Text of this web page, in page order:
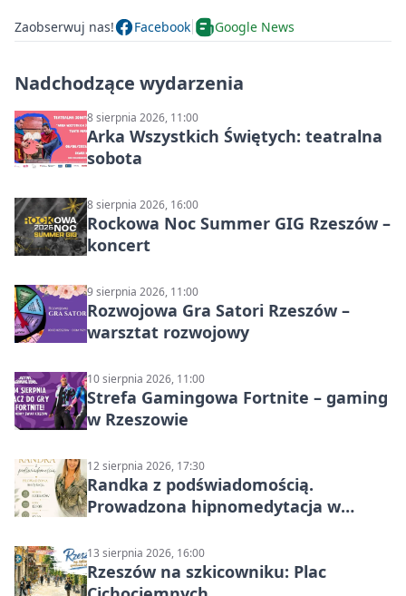
Zaobserwuj nas! Facebook Google News
Nadchodzące wydarzenia
8 sierpnia 2026, 11:00
Arka Wszystkich Świętych: teatralna
sobota
8 sierpnia 2026, 16:00
Rockowa Noc Summer GIG Rzeszów –
koncert
9 sierpnia 2026, 11:00
Rozwojowa Gra Satori Rzeszów –
warsztat rozwojowy
10 sierpnia 2026, 11:00
Strefa Gamingowa Fortnite – gaming
w Rzeszowie
12 sierpnia 2026, 17:30
Randka z podświadomością.
Prowadzona hipnomedytacja w
13 sierpnia 2026, 16:00
Rzeszów na szkicowniku: Plac